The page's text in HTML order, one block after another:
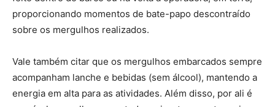
proporcionando momentos de bate-papo descontraído
sobre os mergulhos realizados.
Vale também citar que os mergulhos embarcados sempre
acompanham lanche e bebidas (sem álcool), mantendo a
energia em alta para as atividades. Além disso, por ali é